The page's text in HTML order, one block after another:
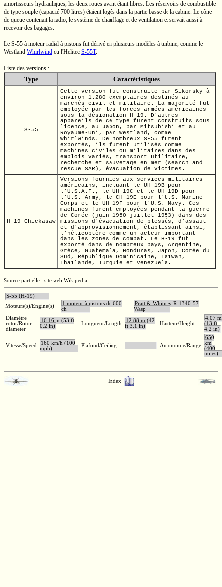
amortisseurs hydrauliques, les deux roues avant étant libres. Les réservoirs de combustible
de type souple (capacité 700 litres) étaient logés dans la partie basse de la cabine. Le cône
de queue contenait la radio, le système de chauffage et de ventilation et servait aussi à
recevoir des bagages.
Le S-55 à moteur radial à pistons fut dérivé en plusieurs modèles à turbine, comme le
Westland Whirlwind ou l'Helitec S-55T.
Liste des versions :
Type Caractéristiques
S-55
Cette version fut construite par Sikorsky à
environ 1.280 exemplaires destinés au
marchés civil et militaire. La majorité fut
employée par les forces armées américaines
sous la désignation H-19.
D'autres
appareils de ce type furent construits sous
licence, au Japon, par Mitsubishi et au
Royaume-Uni, par Westland, comme
Whirlwinds. De nombreux S-55 furent
exportés, ils furent utilisés comme
machines civiles ou militaires dans des
emplois variés, transport utilitaire,
recherche et sauvetage en mer (search and
rescue SAR), évacuation de victimes.
H-19 Chickasaw
Versions fournies aux services militaires
américains, incluant le UH-19B pour
l'U.S.A.F.,
le UH-19C et le UH-19D pour
l'U.S. Army,
le CH-19E pour l'U.S.
Marine
Corps et le UH-19F pour l'U.S. Navy.
Ces
machines furent employées pendant la guerre
de Corée (juin 1950-juillet 1953) dans des
missions d'évacuation de blessés, d'assaut
et d'approvisionnement, établissant ainsi,
l'hélicoptère comme un acteur important
dans les zones de combat. Le H-19 fut
exporté dans de nombreux pays, Argentine,
Grèce, Guatemala, Honduras, Japon, Corée du
Sud, République Dominicaine, Taïwan,
Thaïlande, Turquie et Venezuela.
Source partielle : site web Wikipedia.
S-55 (H-19)
Moteurs(s)/Engine(s)
1 moteur à pistons de 600
ch
Pratt & Whitney R-1340-57
Wasp
Diamètre
rotor/Rotor
diameter
16,16 m (53 ft
0.2 in)
Longueur/Length
12,88 m (42
ft 3.1 in)
Hauteur/Height
4,07 m
(13 ft
4.2 in)
Vitesse/Speed
160 km/h (100
mph)
Plafond/Ceiling Autonomie/Range
650
km
(400
miles)
Index